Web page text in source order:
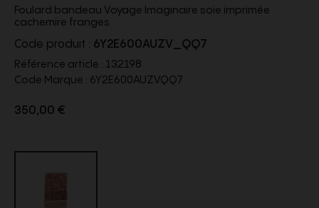
Foulard bandeau Voyage Imaginaire soie imprimée
cachemire franges
Code produit : 6Y2E600AUZV_QQ7
Référence article : 132198
Code Marque : 6Y2E600AUZVQQ7
350,00 €